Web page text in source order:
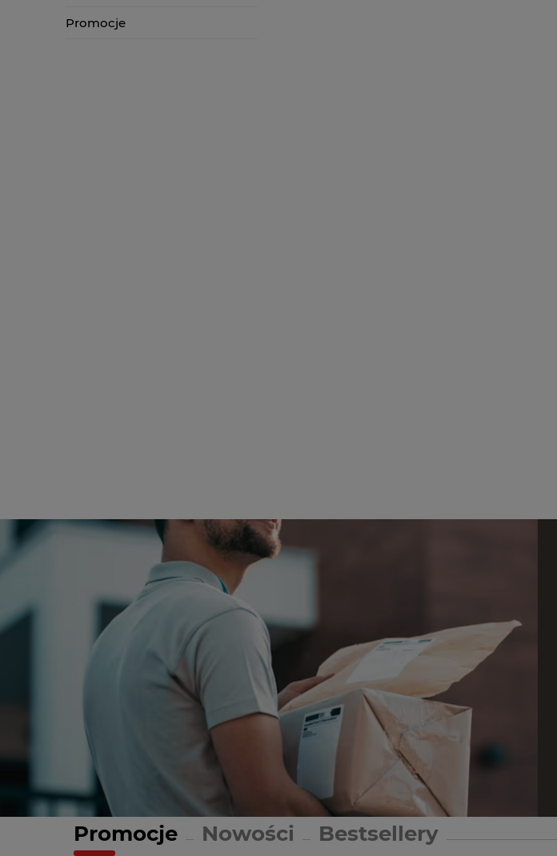
Promocje
Promocje Nowości Bestsellery